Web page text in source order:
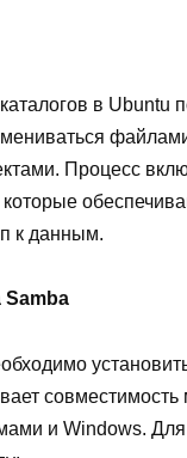
в Ubuntu
Процесс
которые
к данным.
Samba
и Windows. Для